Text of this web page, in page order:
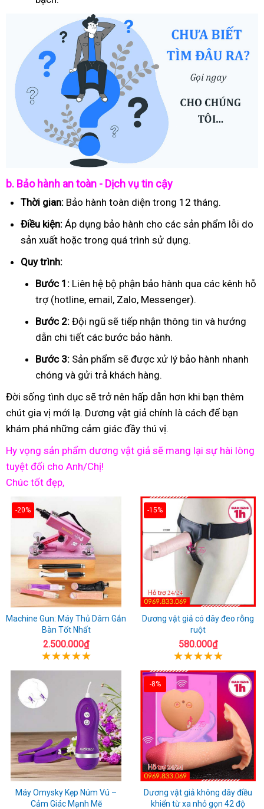
b. Bảo hành an toàn - Dịch vụ tin cậy
Thời gian: Bảo hành toàn diện trong 12 tháng.
Điều kiện: Áp dụng bảo hành cho các sản phẩm lỗi do
sản xuất hoặc trong quá trình sử dụng.
Quy trình:
Bước 1: Liên hệ bộ phận bảo hành qua các kênh hỗ
trợ (hotline, email, Zalo, Messenger).
Bước 2: Đội ngũ sẽ tiếp nhận thông tin và hướng
dẫn chi tiết các bước bảo hành.
Bước 3: Sản phẩm sẽ được xử lý bảo hành nhanh
chóng và gửi trả khách hàng.
Đời sống tình dục sẽ trở nên hấp dẫn hơn khi bạn thêm
chút gia vị mới lạ. Dương vật giả chính là cách để bạn
khám phá những cảm giác đầy thú vị.
Hy vọng sản phẩm dương vật giả sẽ mang lại sự hài lòng
tuyệt đối cho Anh/Chị!
Chúc tốt đẹp,
-20%
Machine Gun: Máy Thủ Dâm Gắn
Bàn Tốt Nhất
2.500.000₫
-15%
Dương vật giả có dây đeo rỗng
ruột
580.000₫
Máy Omysky Kẹp Núm Vú –
Cảm Giác Mạnh Mẽ
-8%
Dương vật giả không dây điều
khiển từ xa nhỏ gọn 42 độ